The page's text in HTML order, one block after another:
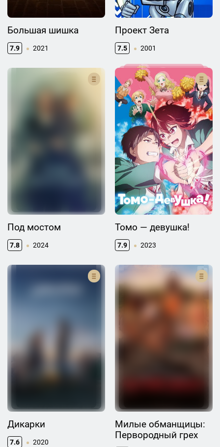
Большая шишка
7.9 2021
Проект Зета
7.5 2001
Под мостом
7.8 2024
Томо — девушка!
7.9 2023
Дикарки
7.6 2020
Милые обманщицы:
Первородный грех